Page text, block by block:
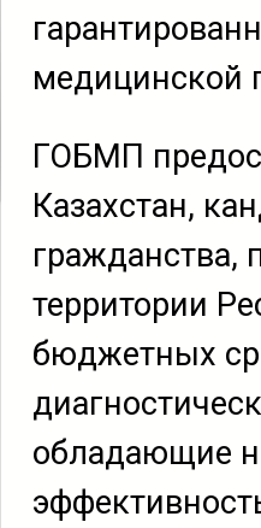
ГОБМП
Казахстан,
территории
бюджетных
обладающие